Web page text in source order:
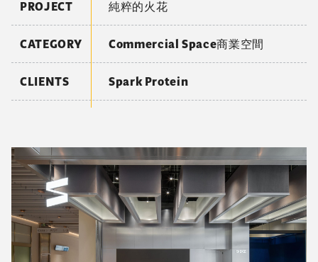
PROJECT 純粹的火花
CATEGORY Commercial Space商業空間
CLIENTS Spark Protein